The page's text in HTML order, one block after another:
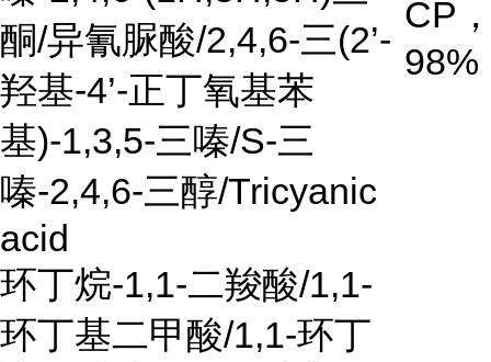
酮/异氰脲酸/2,4,6-三(2’-
羟基-4’-正丁氧基苯
基)-1,3,5-三嗪/S-三
嗪-2,4,6-三醇/Tricyanic
acid
CP
98%
环丁烷-1,1-二羧酸/1,1-
环丁基二甲酸/1,1-环丁